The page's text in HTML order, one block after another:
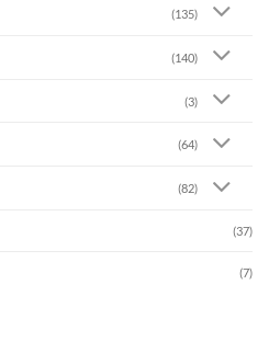
(135)
(140)
(3)
(64)
(82)
(37)
(7)